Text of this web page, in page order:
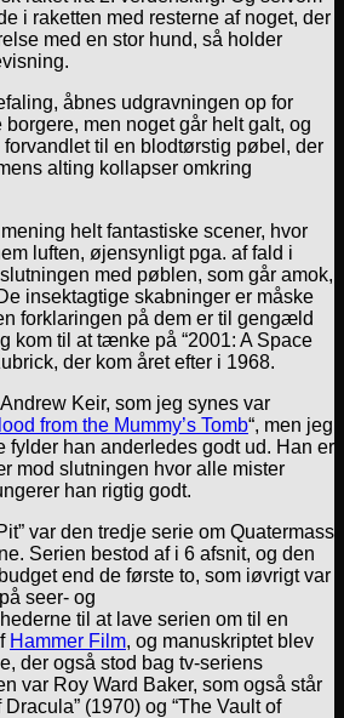
i raketten med resterne af noget, der
med en stor hund, så holder
åbnes udgravningen op for
men noget går helt galt, og
til en blodtørstig pøbel, der
alting kollapser omkring
helt fantastiske scener, hvor
luften, øjensynligt pga. af fald i
med pøblen, som går amok,
insektagtige skabninger er måske
forklaringen på dem er til gengæld
kom til at tænke på “2001: A Space
der kom året efter i 1968.
Keir, som jeg synes var
from the Mummy’s Tomb“, men jeg
fylder han anderledes godt ud. Han er
mod slutningen hvor alle mister
han rigtig godt.
var den tredje serie om Quatermass
Serien bestod af i 6 afsnit, og den
end de første to, som iøvrigt var
seer- og
til at lave serien om til en
Hammer Film, og manuskriptet blev
der også stod bag tv-seriens
var Roy Ward Baker, som også står
(1970) og “The Vault of